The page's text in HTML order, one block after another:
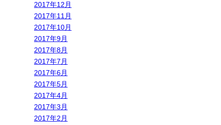
2017年12月
2017年11月
2017年10月
2017年9月
2017年8月
2017年7月
2017年6月
2017年5月
2017年4月
2017年3月
2017年2月